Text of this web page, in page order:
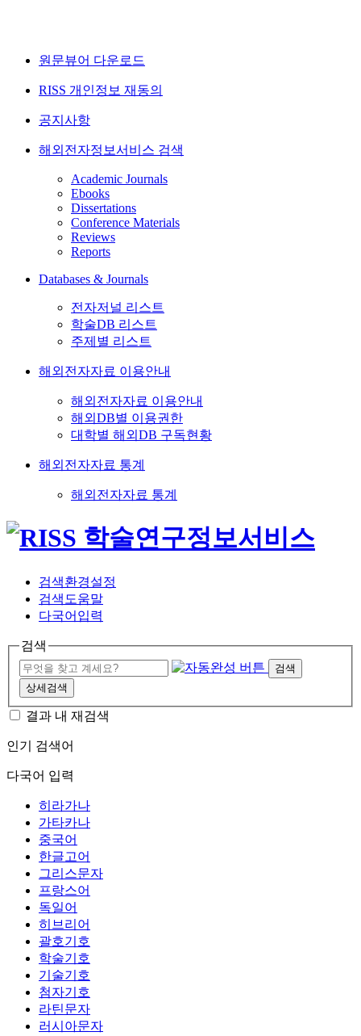
원문뷰어 다운로드
RISS 개인정보 재동의
공지사항
해외전자정보서비스 검색
Academic Journals
Ebooks
Dissertations
Conference Materials
Reviews
Reports
Databases & Journals
전자저널 리스트
학술DB 리스트
주제별 리스트
해외전자자료 이용안내
해외전자자료 이용안내
해외DB별 이용권한
대학별 해외DB 구독현황
해외전자자료 통계
해외전자자료 통계
검색환경설정
검색도움말
다국어입력
검색
검색
상세검색
결과 내 재검색
인기 검색어
다국어 입력
히라가나
가타카나
중국어
한글고어
그리스문자
프랑스어
독일어
히브리어
괄호기호
학술기호
기술기호
첨자기호
라틴문자
러시아문자